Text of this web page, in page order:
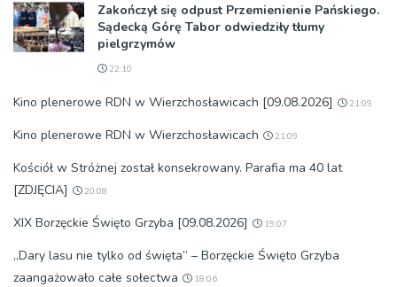
Zakończył się odpust Przemienienie Pańskiego.
Sądecką Górę Tabor odwiedziły tłumy
pielgrzymów
22:10
Kino plenerowe RDN w Wierzchosławicach [09.08.2026] 21:09
Kino plenerowe RDN w Wierzchosławicach 21:09
Kościół w Stróżnej został konsekrowany. Parafia ma 40 lat
[ZDJĘCIA]
20:08
XIX Borzęckie Święto Grzyba [09.08.2026] 19:07
„Dary lasu nie tylko od święta” – Borzęckie Święto Grzyba
zaangażowało całe sołectwa
18:06